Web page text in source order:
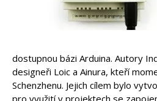
dostupnou bázi Arduina. Autory
designeři Loic a Ainura, kteří
Schenzhenu. Jejich cílem bylo